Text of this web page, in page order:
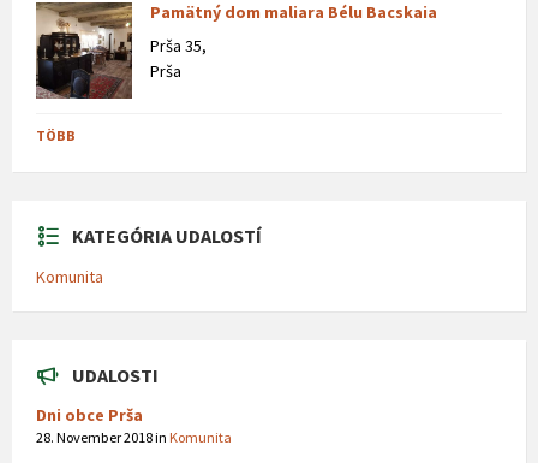
Pamätný dom maliara Bélu Bacskaia
Prša 35,
Prša
TÖBB
KATEGÓRIA UDALOSTÍ
Komunita
UDALOSTI
Dni obce Prša
28. November 2018in Komunita